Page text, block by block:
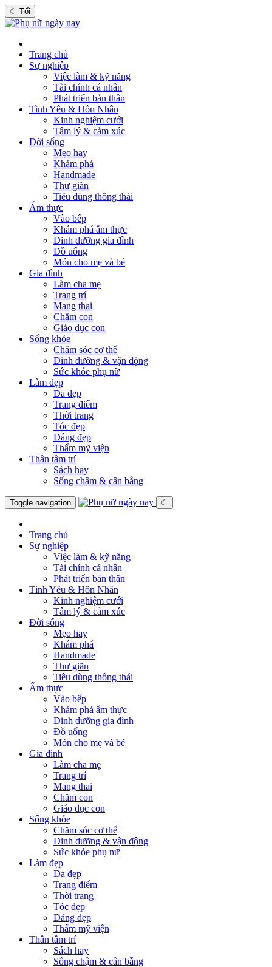
☾ Tối
Trang chủ
Sự nghiệp
Việc làm & kỹ năng
Tài chính cá nhân
Phát triển bản thân
Tình Yêu & Hôn Nhân
Kinh nghiệm cưới
Tâm lý & cảm xúc
Đời sống
Mẹo hay
Khám phá
Handmade
Thư giãn
Tiêu dùng thông thái
Ẩm thực
Vào bếp
Khám phá ẩm thực
Dinh dưỡng gia đình
Đồ uống
Món cho mẹ và bé
Gia đình
Làm cha mẹ
Trang trí
Mang thai
Chăm con
Giáo dục con
Sống khỏe
Chăm sóc cơ thể
Dinh dưỡng & vận động
Sức khỏe phụ nữ
Làm đẹp
Da đẹp
Trang điểm
Thời trang
Tóc đẹp
Dáng đẹp
Thẩm mỹ viện
Thân tâm trí
Sách hay
Sống chậm & cân bằng
Toggle navigation ☾
Trang chủ
Sự nghiệp
Việc làm & kỹ năng
Tài chính cá nhân
Phát triển bản thân
Tình Yêu & Hôn Nhân
Kinh nghiệm cưới
Tâm lý & cảm xúc
Đời sống
Mẹo hay
Khám phá
Handmade
Thư giãn
Tiêu dùng thông thái
Ẩm thực
Vào bếp
Khám phá ẩm thực
Dinh dưỡng gia đình
Đồ uống
Món cho mẹ và bé
Gia đình
Làm cha mẹ
Trang trí
Mang thai
Chăm con
Giáo dục con
Sống khỏe
Chăm sóc cơ thể
Dinh dưỡng & vận động
Sức khỏe phụ nữ
Làm đẹp
Da đẹp
Trang điểm
Thời trang
Tóc đẹp
Dáng đẹp
Thẩm mỹ viện
Thân tâm trí
Sách hay
Sống chậm & cân bằng